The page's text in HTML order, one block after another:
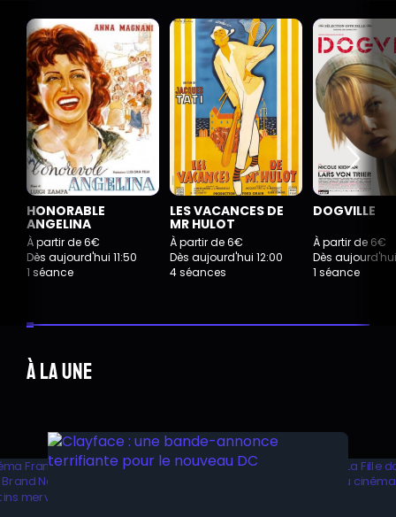
HONORABLE
ANGELINA
À partir de 6€
Dès aujourd'hui 11:50
1 séance
LES VACANCES DE
MR HULOT
À partir de 6€
Dès aujourd'hui 12:00
4 séances
DOGVILLE
À partir de 6€
Dès
1 séance
À la une